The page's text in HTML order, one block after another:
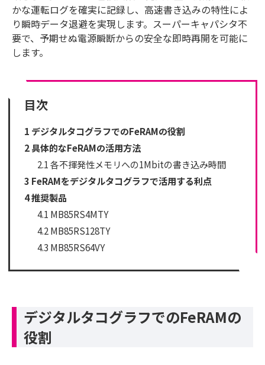
かな運転ログを確実に記録し、高速書き込みの特性によ
り瞬時データ退避を実現します。スーパーキャパシタ不
要で、予期せぬ電源瞬断からの安全な即時再開を可能に
します。
目次
1 デジタルタコグラフでのFeRAMの役割
2具体的なFeRAMの活用方法
2.1各不揮発性メモリへの1Mbitの書き込み時間
3 FeRAMをデジタルタコグラフで活用する利点
4推奨製品
4.1 MB85RS4MTY
4.2MB85RS128TY
4.3 MB85RS64VY
デジタルタコグラフでのFeRAMの
役割